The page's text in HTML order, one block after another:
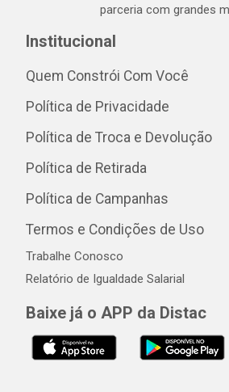
parceria com grandes
Institucional
Quem Constrói Com Você
Política de Privacidade
Política de Troca e Devolução
Política de Retirada
Política de Campanhas
Termos e Condições de Uso
Trabalhe Conosco
Relatório de Igualdade Salarial
Baixe já o APP da Distac